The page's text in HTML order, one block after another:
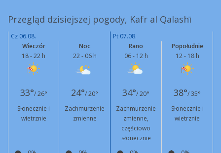
Przegląd dzisiejszej pogody, Kafr al Qalashī
Cz 06.08.
Pt 07.08.
Wieczór
18 - 22 h
Noc
22 - 06 h
Rano
06 - 12 h
Popołudnie
12 - 18 h
33°/ 26° 24°/ 20° 34°/ 20° 38°/ 35°
Słonecznie i
wietrznie
Zachmurzenie
zmienne
Zachmurzenie
zmienne,
częściowo
słonecznie
Słonecznie i
wietrznie